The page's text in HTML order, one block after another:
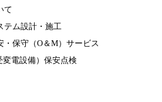
て
テム設計・施工
・保守（O＆M）サービス
電設備）保安点検